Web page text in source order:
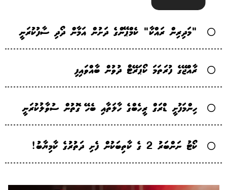
"މަދިރިން ރައްކާ" ކެމްޕޭންގެ ދަށުން އަމާން ދޯދި ސާފުކުރަނީ
ރާއްޖޭގެ ފުރަތަމަ ކޯޕަރޭޓް ދުވުން ބާއްވައިފި
ހިންމަފުށީ ޑްރަގް ރީހެބްގެ ހާލަތާއި ބެހޭ ގޮތުން ސުވާލުކުރަނީ
ކޯޓު ނަންބަރު 2 ގެ ކާތިބަކުން ފެށި ދަތުރުގެ ކާމިޔާބު!